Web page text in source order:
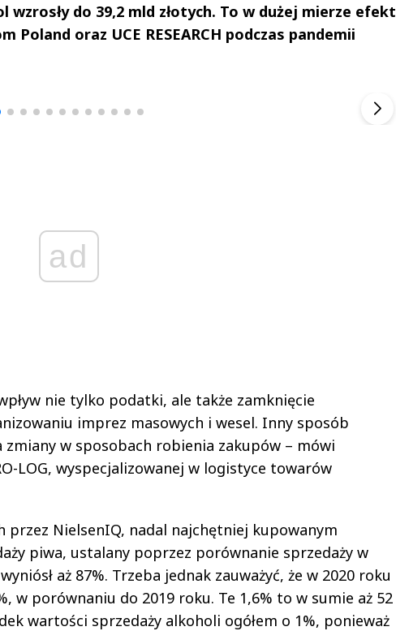
wzrosły do 39,2 mld złotych. To w dużej mierze efekt
Poland oraz UCE RESEARCH podczas pandemii
ad
nie tylko podatki, ale także zamknięcie
imprez masowych i wesel. Inny sposób
zmiany w sposobach robienia zakupów – mówi
LOG, wyspecjalizowanej w logistyce towarów
przez NielsenIQ, nadal najchętniej kupowanym
piwa, ustalany poprzez porównanie sprzedaży w
aż 87%. Trzeba jednak zauważyć, że w 2020 roku
w porównaniu do 2019 roku. Te 1,6% to w sumie aż 52
wartości sprzedaży alkoholi ogółem o 1%, ponieważ